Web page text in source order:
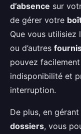
d’absence sur
de gérer votre
Que vous utilisiez
ou d’autres
pouvez
indisponibilité et
interruption.
De plus, en
dossiers, vous